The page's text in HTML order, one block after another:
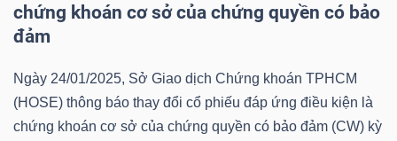
chứng khoán cơ sở của chứng quyền có bảo
đảm
Ngày 24/01/2025, Sở Giao dịch Chứng khoán TPHCM
(HOSE) thông báo thay đổi cổ phiếu đáp ứng điều kiện là
chứng khoán cơ sở của chứng quyền có bảo đảm (CW) kỳ
Thuật
(-)
Dịch